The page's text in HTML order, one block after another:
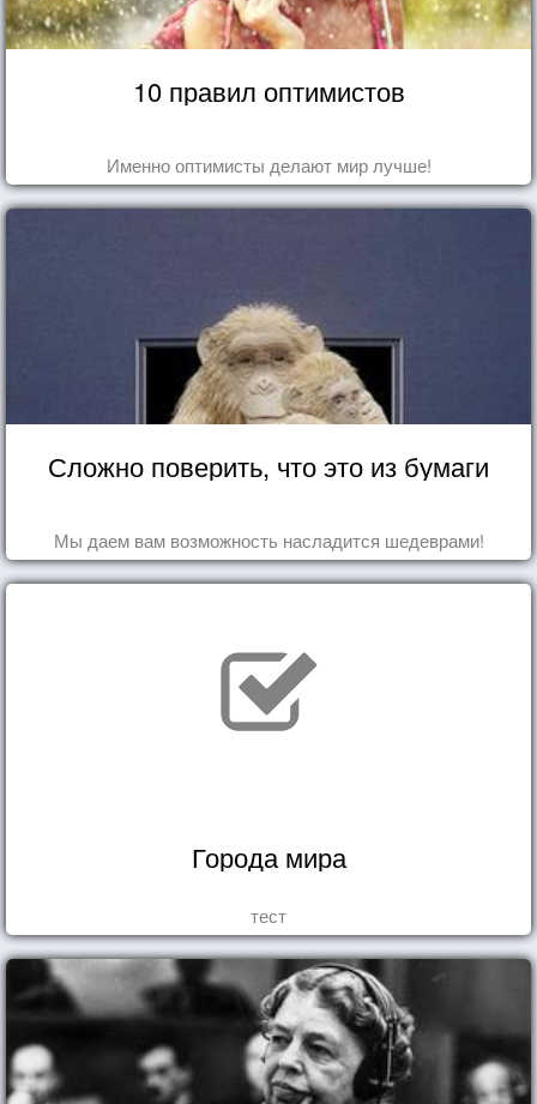
10 правил оптимистов
Именно оптимисты делают мир лучше!
Сложно поверить, что это из бумаги
Мы даем вам возможность насладится шедеврами!
Города мира
тест